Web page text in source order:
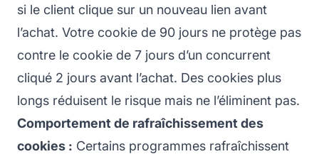
si le client clique sur un nouveau lien avant
l’achat. Votre cookie de 90 jours ne protège pas
contre le cookie de 7 jours d’un concurrent
cliqué 2 jours avant l’achat. Des cookies plus
longs réduisent le risque mais ne l’éliminent pas.
Comportement de rafraîchissement des
cookies : Certains programmes rafraîchissent